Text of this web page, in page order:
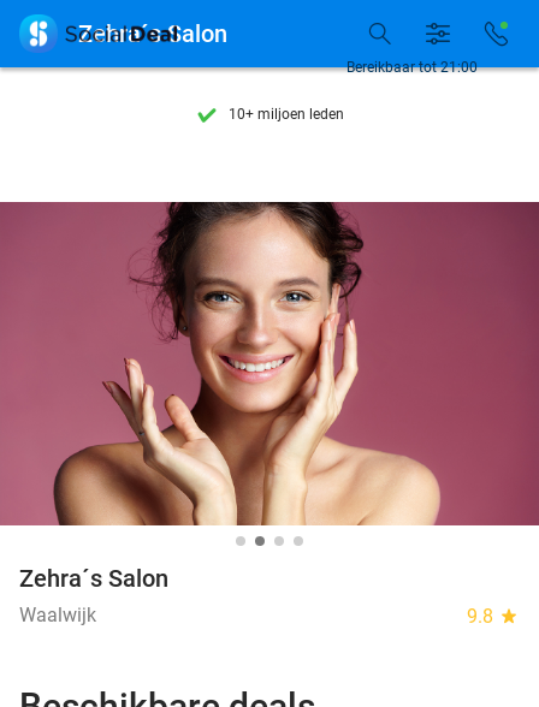
7 dagen per week beschikbaar
10+ miljoen leden
7 dagen per week beschikbaar
10+ miljoen leden
Bereikbaar tot 21:00
 Zehra´s Salon
Zehra´s Salon
Waalwijk 9.8 star